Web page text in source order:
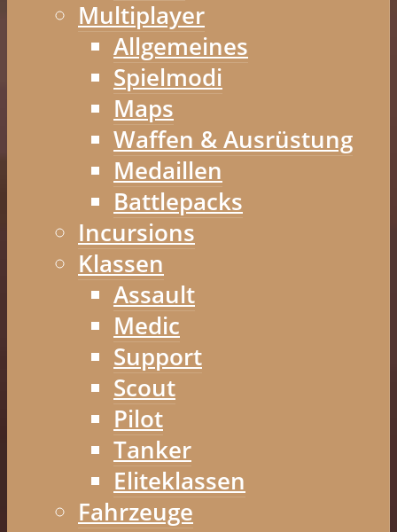
Multiplayer
Allgemeines
Spielmodi
Maps
Waffen & Ausrüstung
Medaillen
Battlepacks
Incursions
Klassen
Assault
Medic
Support
Scout
Pilot
Tanker
Eliteklassen
Fahrzeuge